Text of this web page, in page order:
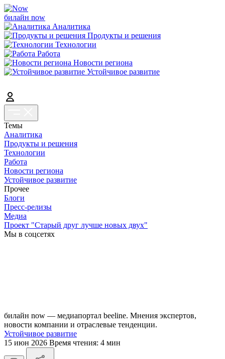
билайн now
Аналитика
Продукты и решения
Технологии
Работа
Новости региона
Устойчивое развитие
Темы
Аналитика
Продукты и решения
Технологии
Работа
Новости региона
Устойчивое развитие
Прочее
Блоги
Пресс-релизы
Медиа
Проект "Старый друг лучше новых двух"
Мы в соцсетях
билайн now — медиапортал beeline. Мнения экспертов,
новости компании и отраслевые тенденции.
Устойчивое развитие
15 июн 2026 Время чтения: 4 мин